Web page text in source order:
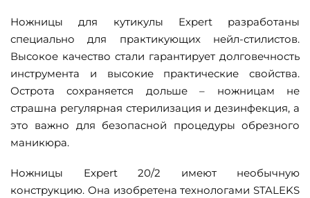
Ножницы для кутикулы Expert разработаны
специально для практикующих нейл-стилистов.
Высокое качество стали гарантирует долговечность
инструмента и высокие практические свойства.
Острота сохраняется дольше – ножницам не
страшна регулярная стерилизация и дезинфекция, а
это важно для безопасной процедуры обрезного
маникюра.
Ножницы Expert 20/2 имеют необычную
конструкцию. Она изобретена технологами STALEKS